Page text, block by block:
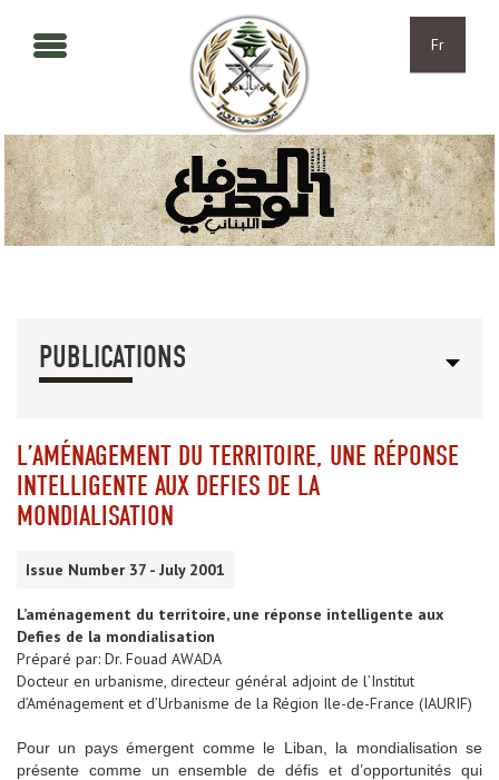
Fr
PUBLICATIONS
L’AMÉNAGEMENT DU TERRITOIRE, UNE RÉPONSE
INTELLIGENTE AUX DEFIES DE LA
MONDIALISATION
Issue Number 37 - July 2001
L’aménagement du territoire, une réponse intelligente aux
Defies de la mondialisation
Préparé par: Dr. Fouad AWADA
Docteur en urbanisme, directeur général adjoint de l’Institut
d’Aménagement et d’Urbanisme de la Région Ile-de-France (IAURIF)
Pour un pays émergent comme le Liban, la mondialisation se
présente comme un ensemble de défis et d’opportunités qui